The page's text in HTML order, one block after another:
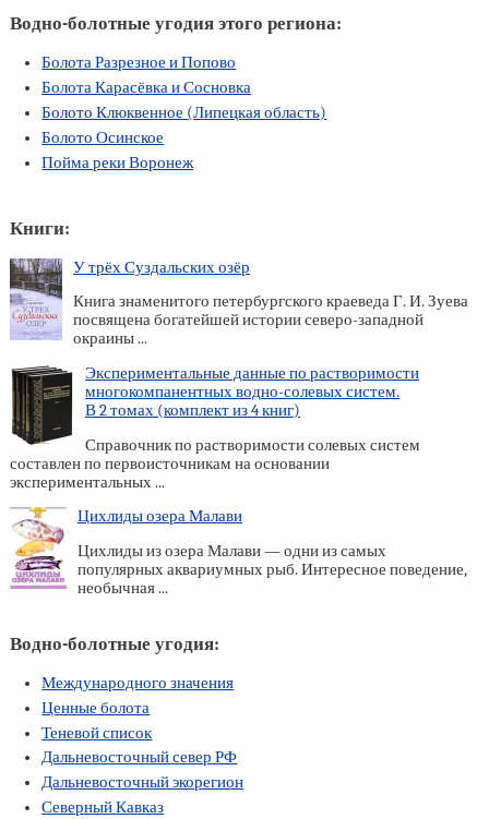
Водно-болотные угодия этого региона:
Болота Разрезное и Попово
Болота Карасёвка и Сосновка
Болото Клюквенное (Липецкая область)
Болото Осинское
Пойма реки Воронеж
Книги:
У трёх Суздальских озёр
Книга знаменитого петербургского краеведа Г. И. Зуева
посвящена богатейшей истории северо-западной
окраины ...
Экспериментальные данные по растворимости
многокомпанентных водно-солевых систем.
В 2 томах (комплект из 4 книг)
Справочник по растворимости солевых систем
составлен по первоисточникам на основании
экспериментальных ...
Цихлиды озера Малави
Цихлиды из озера Малави — одни из самых
популярных аквариумных рыб. Интересное поведение,
необычная ...
Водно-болотные угодия:
Международного значения
Ценные болота
Теневой список
Дальневосточный север РФ
Дальневосточный экорегион
Северный Кавказ